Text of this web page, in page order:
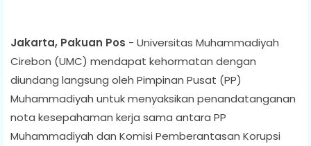
Jakarta, Pakuan Pos - Universitas Muhammadiyah
Cirebon (UMC) mendapat kehormatan dengan
diundang langsung oleh Pimpinan Pusat (PP)
Muhammadiyah untuk menyaksikan penandatanganan
nota kesepahaman kerja sama antara PP
Muhammadiyah dan Komisi Pemberantasan Korupsi